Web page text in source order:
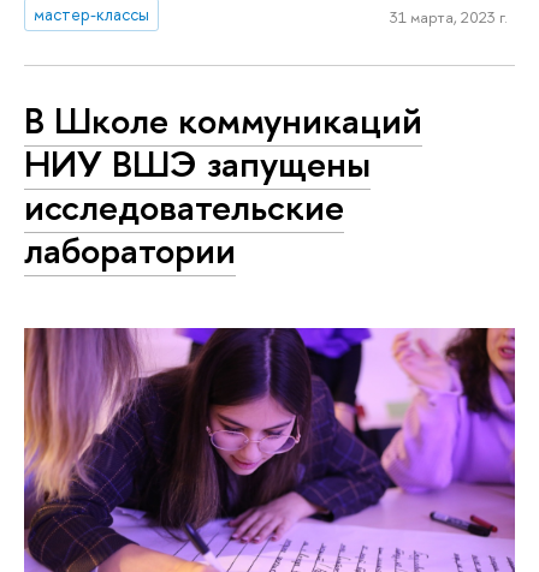
мастер-классы
31 марта, 2023 г.
В Школе коммуникаций
НИУ ВШЭ запущены
исследовательские
лаборатории